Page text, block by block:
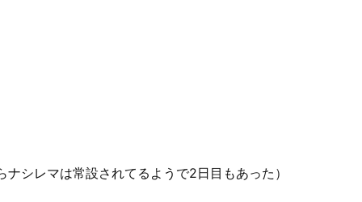
シレマは常設されてるようで2日目もあった）